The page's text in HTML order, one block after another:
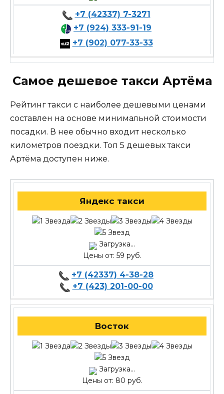
+7 (42337) 7-3271
+7 (924) 333-91-19
+7 (902) 077-33-33
Самое дешевое такси Артёма
Рейтинг такси с наиболее дешевыми ценами
составлен на основе минимальной стоимости
посадки. В нее обычно входит несколько
километров поездки. Топ 5 дешевых такси
Артёма доступен ниже.
Яндекс такси
Загрузка...
Цены от: 59 руб.
+7 (42337) 4-38-28
+7 (423) 201-00-00
Восток
Загрузка...
Цены от: 80 руб.